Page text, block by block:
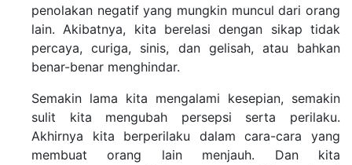
penolakan negatif yang mungkin muncul dari orang
lain. Akibatnya, kita berelasi dengan sikap tidak
percaya, curiga, sinis, dan gelisah, atau bahkan
benar-benar menghindar.
Semakin lama kita mengalami kesepian, semakin
sulit kita mengubah persepsi serta perilaku.
Akhirnya kita berperilaku dalam cara-cara yang
membuat orang lain menjauh. Dan kita